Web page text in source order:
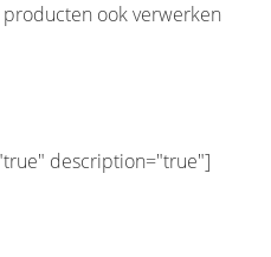
ook verwerken
description="true"]